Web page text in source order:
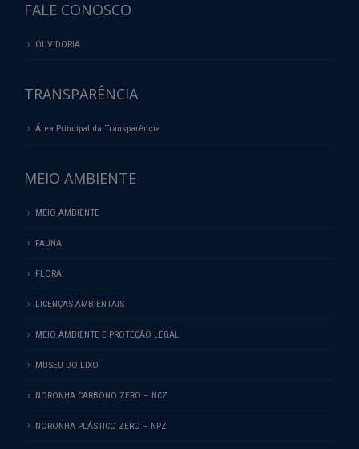
FALE CONOSCO
OUVIDORIA
TRANSPARÊNCIA
Área Principal da Transparência
MEIO AMBIENTE
MEIO AMBIENTE
FAUNA
FLORA
LICENÇAS AMBIENTAIS
MEIO AMBIENTE E PROTEÇÃO LEGAL
MUSEU DO LIXO
NORONHA CARBONO ZERO – NCZ
NORONHA PLÁSTICO ZERO – NPZ